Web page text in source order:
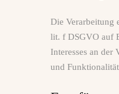
Die Verarbeitung
lit. f DSGVO auf
Interesses an der
und